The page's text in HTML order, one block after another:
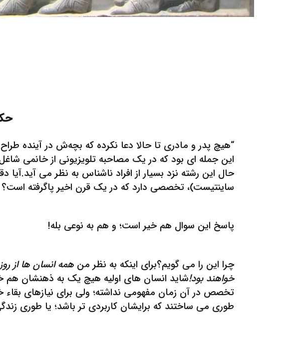
“هیچ پدر و مادری تا حالا دعا نکرده که بچه‌ش در آینده
این جمله ای بود که در یک مصاحبه تلویزیونی از خانمی شاغل
حال این رشته نزد بسیار از افراد ناشناس به نظر می آید.آیا
ساینتیست)، تخصصی دارد که در یک قرن اخیر پاگرفته است؟
پاسخ این سوال هم خیر است؛ و هم به نوعی بله!
چرا این را می گویم؟برای اینکه به نظر من همه انسان ها از
خواهند بود!شاید انسان های اولیه هیچ یک به ذهنشان هم
تخصص در آن زمان مفهومی نداشته؛ ولی برای نیازهای بقاء
طوری می ساختند که برایشان کاربردی تر باشد؛ یا طوری